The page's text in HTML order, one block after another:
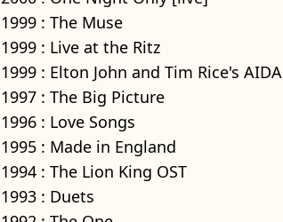
1999 : The Muse
1999 : Live at the Ritz
1999 : Elton John and Tim Rice's AIDA
1997 : The Big Picture
1996 : Love Songs
1995 : Made in England
1994 : The Lion King OST
1993 : Duets